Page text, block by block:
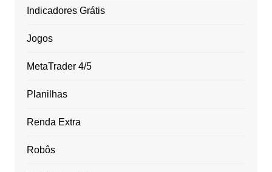
Indicadores Grátis
Jogos
MetaTrader 4/5
Planilhas
Renda Extra
Robôs